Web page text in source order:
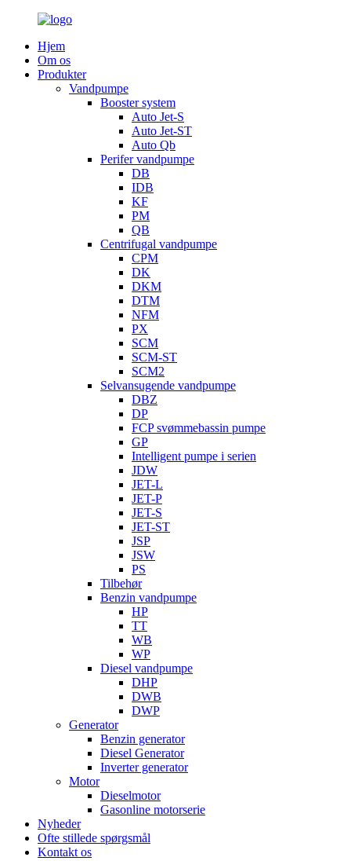
Hjem
Om os
Produkter
Vandpumpe
Booster system
Auto Jet-S
Auto Jet-ST
Auto Qb
Perifer vandpumpe
DB
IDB
KF
PM
QB
Centrifugal vandpumpe
CPM
DK
DKM
DTM
NFM
PX
SCM
SCM-ST
SCM2
Selvansugende vandpumpe
DBZ
DP
FCP svømmebassin pumpe
GP
Intelligent pumpe i serien
JDW
JET-L
JET-P
JET-S
JET-ST
JSP
JSW
PS
Tilbehør
Benzin vandpumpe
HP
TT
WB
WP
Diesel vandpumpe
DHP
DWB
DWP
Generator
Benzin generator
Diesel Generator
Inverter generator
Motor
Dieselmotor
Gasonline motorserie
Nyheder
Ofte stillede spørgsmål
Kontakt os